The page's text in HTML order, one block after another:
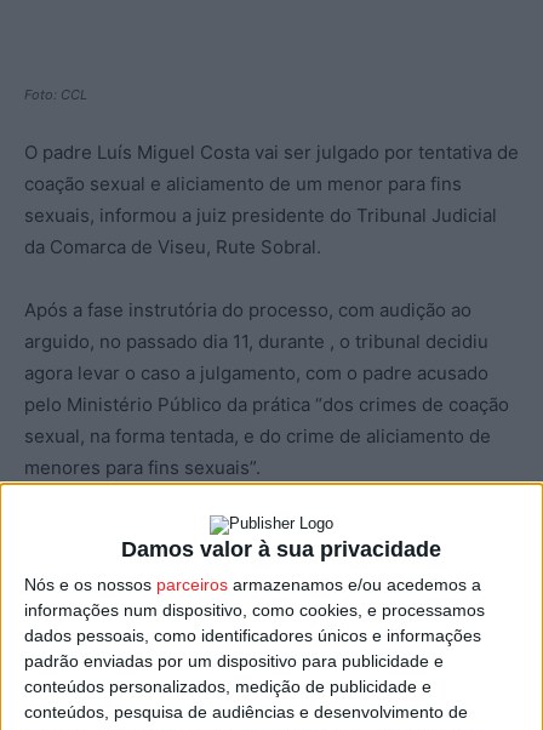
Damos valor à sua privacidade
Nós e os nossos parceiros armazenamos e/ou acedemos a
informações num dispositivo, como cookies, e processamos
dados pessoais, como identificadores únicos e informações
padrão enviadas por um dispositivo para publicidade e
conteúdos personalizados, medição de publicidade e
conteúdos, pesquisa de audiências e desenvolvimento de
Foto: CCL
O padre Luís Miguel Costa vai ser julgado por tentativa de
coação sexual e aliciamento de um menor para fins
sexuais, informou a juiz presidente do Tribunal Judicial
da Comarca de Viseu, Rute Sobral.
Após a fase instrutória do processo, com audição ao
arguido, no passado dia 11, durante , o tribunal decidiu
agora levar o caso a julgamento, com o padre acusado
pelo Ministério Público da prática “dos crimes de coação
sexual, na forma tentada, e do crime de aliciamento de
menores para fins sexuais”.
Segundo a acusação, em 27 de março de 2021, “o
arguido, quando se encontrava sentado ao lado de um
menor”, que na altura tinha 14 anos, “tocou com a sua
mão na mão da vítima e, pouco depois, deu-lhe conta do
seu propósito de se relacionar sexualmente” com ele.
“De seguida, convidou o menor para se encontrar com